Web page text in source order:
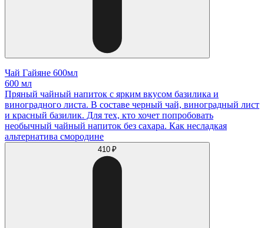
Чай Гайяне 600мл
600 мл
Пряный чайный напиток с ярким вкусом базилика и
виноградного листа. В составе черный чай, виноградный лист
и красный базилик. Для тех, кто хочет попробовать
необычный чайный напиток без сахара. Как несладкая
альтернатива смородине
410 ₽